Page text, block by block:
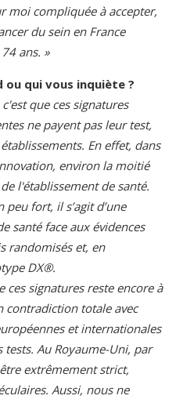
moi compliquée à accepter,
du sein en France
ans. »
ou qui vous inquiète ?
que ces signatures
ne payent pas leur test,
En effet, dans
environ la moitié
l'établissement de santé.
fort, il s’agit d’une
santé face aux évidences
randomisés et, en
DX®.
ces signatures reste encore à
contradiction totale avec
et internationales
Au Royaume-Uni, par
extrêmement strict,
Aussi, nous ne